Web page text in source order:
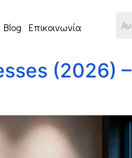
Blog Επικοινωνία
(2026) –